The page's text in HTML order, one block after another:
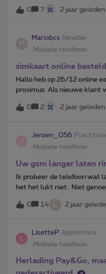
zegt dat ik een
proximus. Zij zeggen dat er
staat en dat alle facturen
0 7 2 jaar geleden
M
Mariobcs Newbie
Mobiele telefonie
simkaart online besteld
Hallo heb op 26/12 online
proximus. Als nieuwe klant
volgen. Enig idee iemand
0 2 2 jaar geleden
J
Jeroen_056
Mobiele telefonie
Uw gsm langer laten
Ik probeer de telefoon wat
het het lukt niet. Niet
laat je je telefoon langer
op maandag 25 april 2022 -
telefoons is een grote
zelf de rinkeltijd te
mobiele telefoon rinkelt
de voicemail overneemt.
0 14 L 2 jaar
L
LisetteP Apprentice
Mobiele telefonie
Herlading Pay&Go,